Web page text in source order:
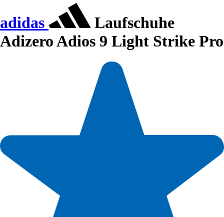
adidas
Laufschuhe
Adizero Adios 9 Light Strike Pro